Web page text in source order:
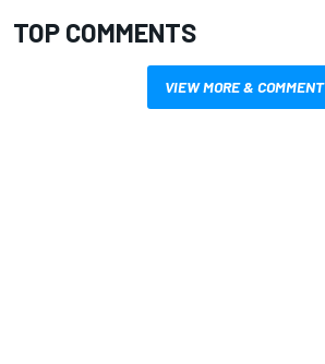
TOP COMMENTS
VIEW MORE & COMMENT